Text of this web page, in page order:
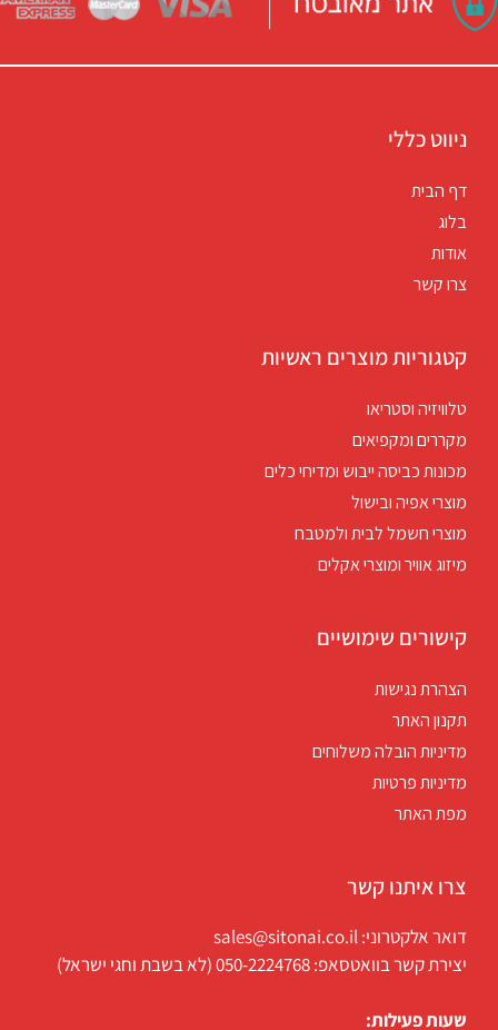
ניווט כללי
דף הבית
בלוג
אודות
צרו קשר
קטגוריות מוצרים ראשיות
טלוויזיה וסטריאו
מקררים ומקפיאים
מכונות כביסה ייבוש ומדיחי כלים
מוצרי אפיה ובישול
מוצרי חשמל לבית ולמטבח
מיזוג אוויר ומוצרי אקלים
קישורים שימושיים
הצהרת נגישות
תקנון האתר
מדיניות הובלה משלוחים
מדיניות פרטיות
מפת האתר
צרו איתנו קשר
דואר אלקטרוני: sales@sitonai.co.il
יצירת קשר בוואטסאפ: 050-2224768 (לא בשבת וחגי ישראל)
שעות פעילות: